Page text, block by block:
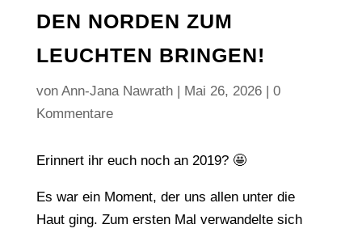
DEN NORDEN ZUM
LEUCHTEN BRINGEN!
von Ann-Jana Nawrath| Mai 26, 2026| 0
Kommentare
Erinnert ihr euch noch an 2019? 🤩
Es war ein Moment, der uns allen unter die
Haut ging. Zum ersten Mal verwandelte sich